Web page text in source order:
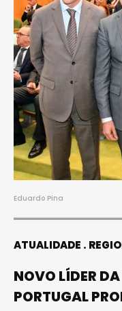
Eduardo Pina
ATUALIDADE
NOVO LÍDER
PORTUGAL